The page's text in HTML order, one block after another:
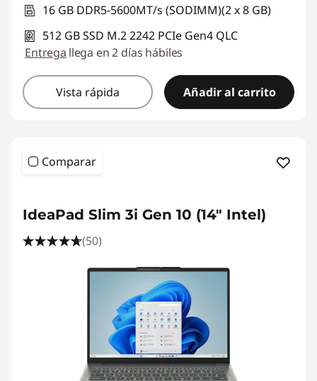
16 GB DDR5-5600MT/s (SODIMM)(2 x 8 GB)
512 GB SSD M.2 2242 PCIe Gen4 QLC
Entrega llega en 2 días hábiles
Vista rápida Añadir al carrito
Comparar
IdeaPad Slim 3i Gen 10 (14" Intel)
(50)